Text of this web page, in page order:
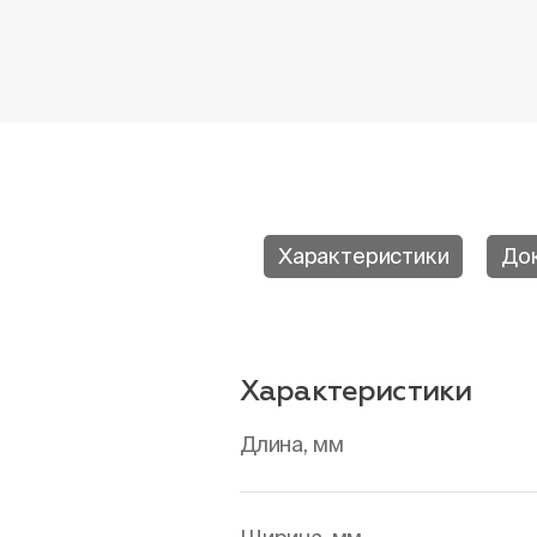
Характеристики
Характеристики
Длина, мм